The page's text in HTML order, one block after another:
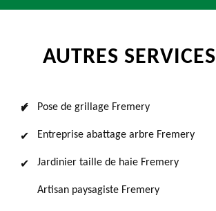
AUTRES SERVICES
Pose de grillage Fremery
Entreprise abattage arbre Fremery
Jardinier taille de haie Fremery
Artisan paysagiste Fremery